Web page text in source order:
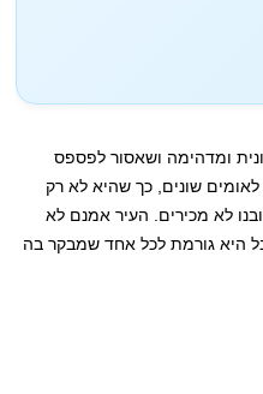
ומדהימה ושאסור לפספס
אותה. העיר היא ביתם של יותר מ-80 לאומים שונים, כך שהיא לא רק
לא מכירים. העיר אמנם לא
היא גורמת לכל אחד שמבקר בה